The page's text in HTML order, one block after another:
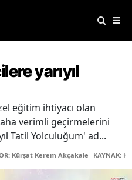
yarıyıl
eğitim ihtiyacı olan
verimli geçirmelerini
Tatil Yolculuğum' ad...
Kürşat Kerem Akçakale KAYNAK: